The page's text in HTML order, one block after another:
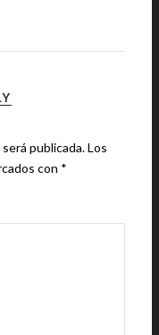
publicada.Los
con *